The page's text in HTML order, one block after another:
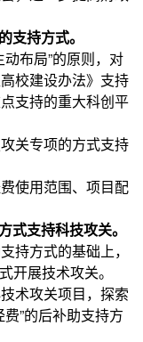
支持方式。
布局”的原则，对
校建设办法》支持
支持的重大科创平
关专项的方式支持
使用范围、项目配
式支持科技攻关。
持方式的基础上，
开展技术攻关。
术攻关项目，探索
”的后补助支持方